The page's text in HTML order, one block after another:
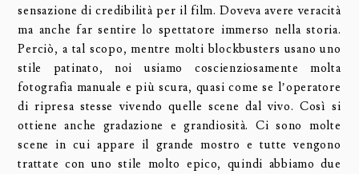
sensazione di credibilità per il film. Doveva avere veracità
ma anche far sentire lo spettatore immerso nella storia.
Perciò, a tal scopo, mentre molti blockbusters usano uno
stile patinato, noi usiamo coscienziosamente molta
fotografia manuale e più scura, quasi come se l’operatore
di ripresa stesse vivendo quelle scene dal vivo. Così si
ottiene anche gradazione e grandiosità. Ci sono molte
scene in cui appare il grande mostro e tutte vengono
trattate con uno stile molto epico, quindi abbiamo due